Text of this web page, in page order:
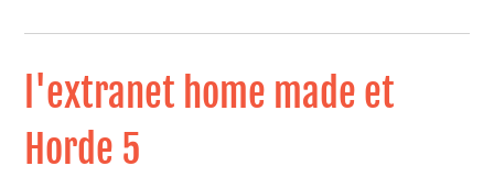
l'extranet home made et
Horde 5